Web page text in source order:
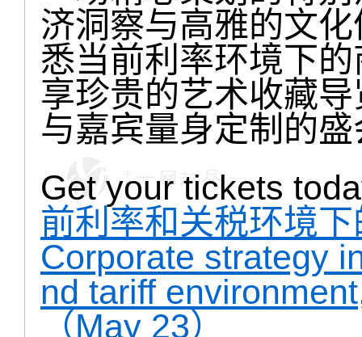
济洞察与高雅的文
悉当前利率环境下
享珍贵的艺术收藏
与嘉宾量身定制的
Get your tickets
前利率和关税环境
Corporate strategy
nd tariff
（May 23）